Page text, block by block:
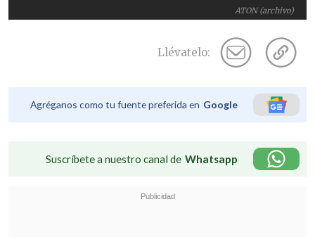
ATON (archivo)
Llévatelo:
Agréganos como tu fuente preferida en Google
Suscríbete a nuestro canal de Whatsapp